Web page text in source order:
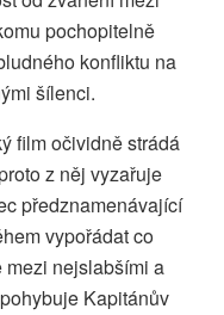
pochopitelně
konfliktu na
šílenci.
film očividně strádá
z něj vyzařuje
předznamenávající
vypořádat co
nejslabšími a
Kapitánův